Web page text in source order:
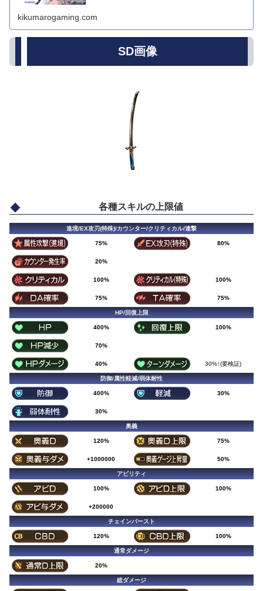
kikumarogaming.com
SD画像
各種スキルの上限値
進境/EX攻刃(特殊)/カウンター/クリティカル/連撃
75% 80%
20%
100% 100%
75% 75%
HP/回復上限
400% 100%
70%
40% 30%↑(要検証)
防御/属性軽減/弱体耐性
400% 30%
30%
奥義
120% 75%
+1000000 50%
アビリティ
100% 100%
+200000
チェインバースト
120% 100%
通常ダメージ
20%
総ダメージ